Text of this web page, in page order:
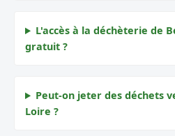
L'accès à la déchèterie de
gratuit ?
Peut-on jeter des déchets
Loire ?